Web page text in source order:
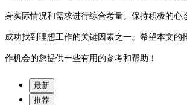
身实际情况和需求进行综合考量。保持积极的心
成功找到理想工作的关键因素之一。希望本文的
作机会的您提供一些有用的参考和帮助！
最新
推荐